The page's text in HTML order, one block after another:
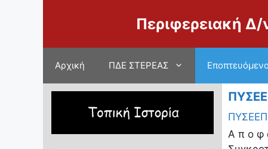
Περιφερειακή
Αρχική ΠΔΕ ΣΤΕΡΕΑΣ
Α π ο φ